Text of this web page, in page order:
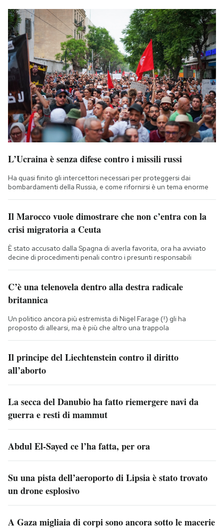
L’Ucraina è senza difese contro i missili russi
Ha quasi finito gli intercettori necessari per proteggersi dai
bombardamenti della Russia, e come rifornirsi è un tema enorme
Il Marocco vuole dimostrare che non c’entra con la
crisi migratoria a Ceuta
È stato accusato dalla Spagna di averla favorita, ora ha avviato
decine di procedimenti penali contro i presunti responsabili
C’è una telenovela dentro alla destra radicale
britannica
Un politico ancora più estremista di Nigel Farage (!) gli ha
proposto di allearsi, ma è più che altro una trappola
Il principe del Liechtenstein contro il diritto
all’aborto
La secca del Danubio ha fatto riemergere navi da
guerra e resti di mammut
Abdul El-Sayed ce l’ha fatta, per ora
Su una pista dell’aeroporto di Lipsia è stato trovato
un drone esplosivo
A Gaza migliaia di corpi sono ancora sotto le macerie